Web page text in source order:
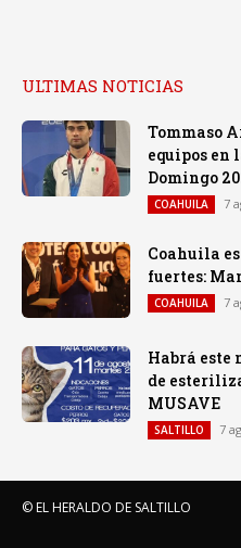
ULTIMAS NOTICIAS
Tommaso
equipos en
Domingo
COAHUILA 7
Coahuila
fuertes:
COAHUILA 7
Habrá este
de
MUSAVE
SALTILLO 7
© EL HERALDO DE SALTILLO